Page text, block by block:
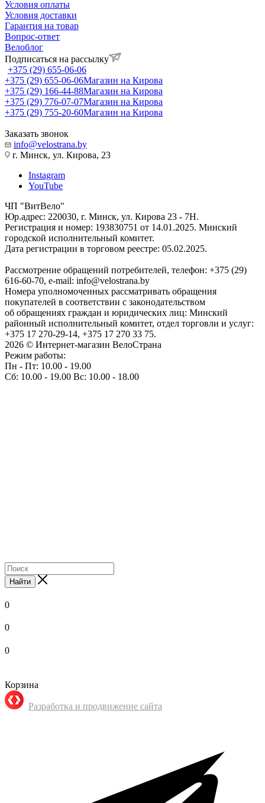
Условия оплаты
Условия доставки
Гарантия на товар
Вопрос-ответ
Велоблог
Подписаться на рассылку
+375 (29) 655-06-06
+375 (29) 655-06-06Магазин на Кирова
+375 (29) 166-44-88Магазин на Кирова
+375 (29) 776-07-07Магазин на Кирова
+375 (29) 755-20-60Магазин на Кирова
Заказать звонок
info@velostrana.by
г. Минск, ул. Кирова, 23
Instagram
YouTube
ЧП "ВитВело"
Юр.адрес: 220030, г. Минск, ул. Кирова 23 - 7Н.
Регистрация и номер: 193830751 от 14.01.2025. Минский
городской исполнительный комитет.
Дата регистрации в торговом реестре: 05.02.2025.
Рассмотрение обращений потребителей, телефон: +375 (29)
616-60-70, e-mail: info@velostrana.by
Номера уполномоченных рассматривать обращения
покупателей в соответствии с законодательством
об обращениях граждан и юридических лиц: Минский
районный исполнительный комитет, отдел торговли и услуг:
+375 17 270-29-14, +375 17 270 33 75.
2026 © Интернет-магазин ВелоСтрана
Режим работы:
Пн - Пт: 10.00 - 19.00
Сб: 10.00 - 19.00 Вс: 10.00 - 18.00
Найти
0
0
0
Корзина
Разработка и продвижение сайта